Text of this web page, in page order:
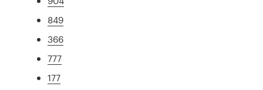
849
366
777
177